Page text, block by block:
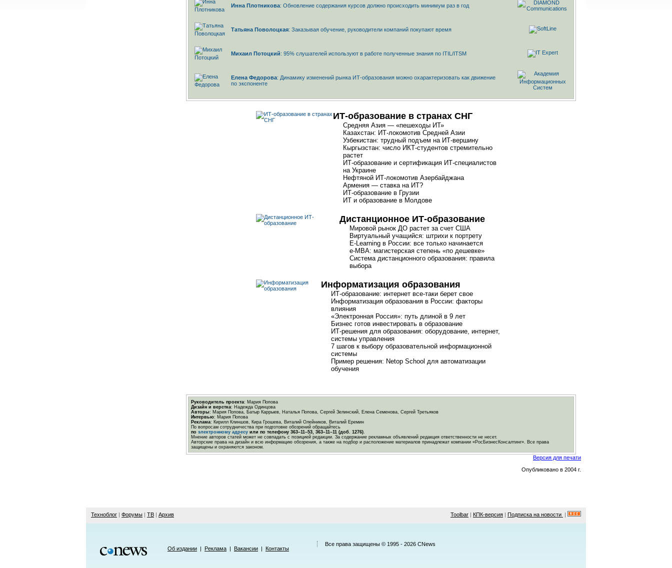
Инна Плотникова: Обновление содержания курсов должно происходить минимум раз в год
Татьяна Поволоцкая: Заказывая обучение, руководители компаний покупают время
Михаил Потоцкий: 95% слушателей используют в работе полученные знания по ITIL/ITSM
Елена Федорова: Динамику изменений рынка ИТ-образования можно охарактеризовать как движение
по экспоненте
ИТ-образование в странах СНГ
Средняя Азия — «пешеходы ИТ»
Казахстан: ИТ-локомотив Средней Азии
Узбекистан: трудный подъем на ИТ-вершину
Кыргызстан: число ИКТ-студентов стремительно
растет
ИТ-образование и сертификация ИТ-специалистов
на Украине
Нефтяной ИТ-локомотив Азербайджана
Армения — ставка на ИТ?
ИТ-образование в Грузии
ИТ и образование в Молдове
Дистанционное ИТ-образование
Мировой рынок ДО растет за счет США
Виртуальный учащийся: штрихи к портрету
E-Learning в России: все только начинается
e-MBA: магистерская степень «по дешевке»
Система дистанционного образования: правила
выбора
Информатизация образования
ИТ-образование: интернет все-таки берет свое
Информатизация образования в России: факторы
влияния
«Электронная Россия»: путь длиной в 9 лет
Бизнес готов инвестировать в образование
ИТ-решения для образования: оборудование, интернет,
системы управления
7 шагов к выбору образовательной информационной
системы
Пример решения: Netop School для автоматизации
обучения
Руководитель проекта: Мария Попова
Дизайн и верстка: Надежда Одинцова
Авторы: Мария Попова, Батыр Каррыев, Наталья Попова, Сергей Зелинский, Елена Семенова, Сергей Третьяков
Интервью: Мария Попова
Реклама: Кирилл Клиншов, Кира Грошева, Виталий Олейников, Виталий Еремин
По вопросам сотрудничества при подготовке обозрений обращайтесь
по электронному адресу или по телефону 363–11–53, 363–11–11 (доб. 1276).
Мнение авторов статей может не совпадать с позицией редакции. За содержание рекламных объявлений редакция ответственности не несет.
Авторские права на дизайн и всю информацию обозрения, а также на подбор и расположение материалов принадлежат компании «РосБизнесКонсалтинг». Все права
защищены и охраняются законом.
Версия для печати
Опубликовано в 2004 г.
Техноблог | Форумы | ТВ | Архив Toolbar | КПК-версия | Подписка на новости |
Об издании | Реклама | Вакансии | Контакты
Все права защищены © 1995 - 2026 CNews